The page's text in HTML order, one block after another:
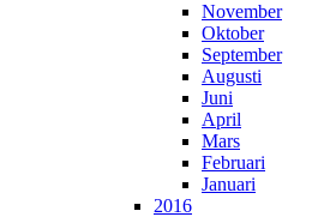
November
Oktober
September
Augusti
Juni
April
Mars
Februari
Januari
2016